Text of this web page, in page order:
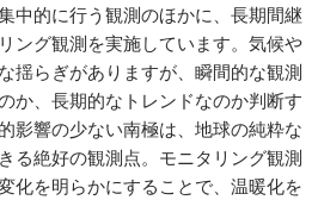
中的に行う観測のほかに、長期間継
ング観測を実施しています。気候や
揺らぎがありますが、瞬間的な観測
か、長期的なトレンドなのか判断す
影響の少ない南極は、地球の純粋な
る絶好の観測点。モニタリング観測
化を明らかにすることで、温暖化を